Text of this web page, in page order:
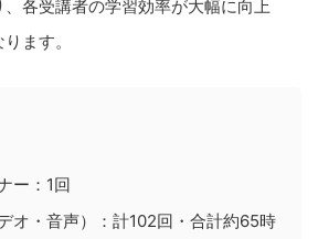
各受講者の学習効率が大幅に向上
ます。
ー：1回
オ・音声）：計102回・合計約65時